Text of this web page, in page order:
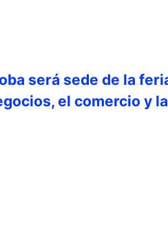
será sede de la
el comercio y la